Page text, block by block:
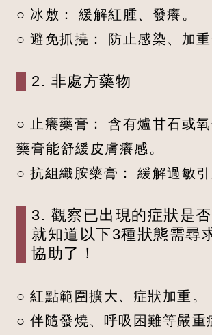
○ 冰敷： 緩解紅腫、發癢。
○ 避免抓撓： 防止感染、加重
2. 非處方藥物
○ 止癢藥膏： 含有爐甘石或
藥膏能舒緩皮膚癢感。
○ 抗組織胺藥膏： 緩解過敏引
3. 觀察已出現的症狀是否
就知道以下3種狀態需尋
協助了！
○ 紅點範圍擴大、症狀加重。
○ 伴隨發燒、呼吸困難等嚴重